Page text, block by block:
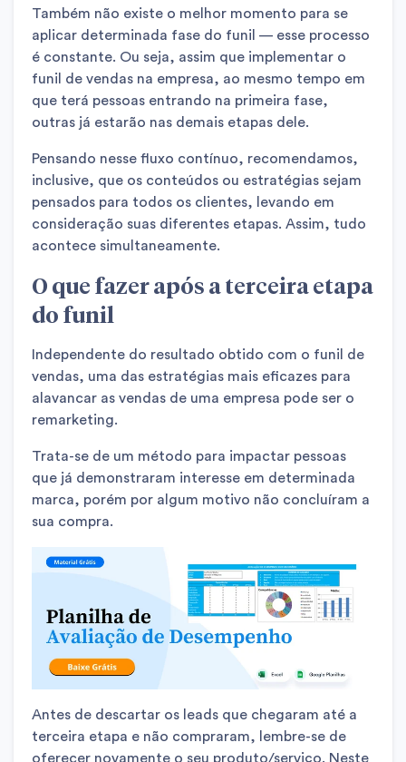
Também não existe o melhor momento para se
aplicar determinada fase do funil — esse processo
é constante. Ou seja, assim que implementar o
funil de vendas na empresa, ao mesmo tempo em
que terá pessoas entrando na primeira fase,
outras já estarão nas demais etapas dele.
Pensando nesse fluxo contínuo, recomendamos,
inclusive, que os conteúdos ou estratégias sejam
pensados para todos os clientes, levando em
consideração suas diferentes etapas. Assim, tudo
acontece simultaneamente.
O que fazer após a terceira etapa
do funil
Independente do resultado obtido com o funil de
vendas, uma das estratégias mais eficazes para
alavancar as vendas de uma empresa pode ser o
remarketing.
Trata-se de um método para impactar pessoas
que já demonstraram interesse em determinada
marca, porém por algum motivo não concluíram a
sua compra.
Antes de descartar os leads que chegaram até a
terceira etapa e não compraram, lembre-se de
oferecer novamente o seu produto/serviço. Neste